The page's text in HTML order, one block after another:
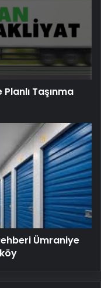
Taşınma
Ümraniye